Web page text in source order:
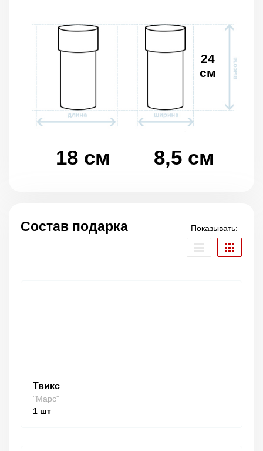
18 см 8,5 см
24
см
Состав подарка Показывать:
Твикс
"Марс"
1 шт